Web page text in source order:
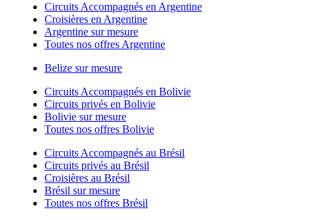
Circuits Accompagnés en Argentine
Croisières en Argentine
Argentine sur mesure
Toutes nos offres Argentine
Belize sur mesure
Circuits Accompagnés en Bolivie
Circuits privés en Bolivie
Bolivie sur mesure
Toutes nos offres Bolivie
Circuits Accompagnés au Brésil
Circuits privés au Brésil
Croisières au Brésil
Brésil sur mesure
Toutes nos offres Brésil